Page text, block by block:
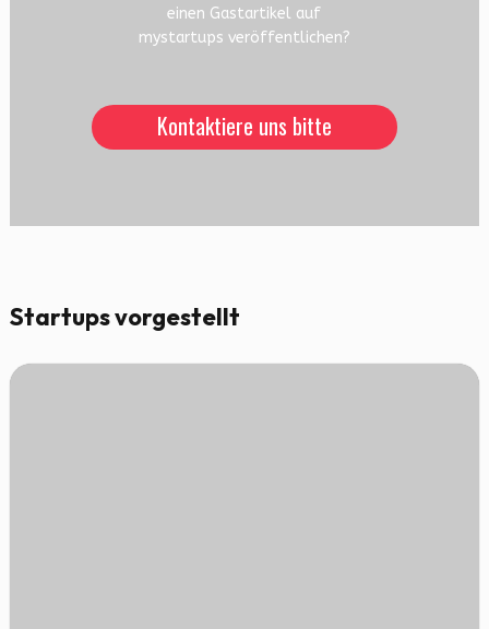
einen Gastartikel auf
mystartups veröffentlichen?
Kontaktiere uns bitte
Startups vorgestellt